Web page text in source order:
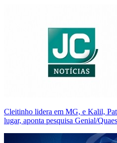
Cleitinho lidera em MG, e Kalil,
lugar, aponta pesquisa Genial/